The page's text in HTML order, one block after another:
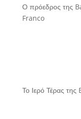
Ο πρόεδρος της
Franco
Το Ιερό Τέρας της